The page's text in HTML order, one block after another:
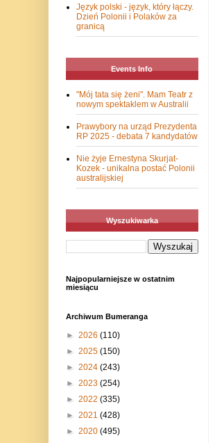
Język polski - język, który łączy.
Dzień Polonii i Polaków za
granicą
Events Info
"Mój tata się żeni". Mam Teatr z
nowym spektaklem w Australii
Prawybory na urząd Prezydenta
RP 2025 - debata 7 kandydatów
Nie żyje Ernestyna Skurjat-
Kozek - unikalna postać Polonii
australijskiej
Wyszukiwarka
Najpopularniejsze w ostatnim
miesiącu
Archiwum Bumeranga
► 2026 (110)
► 2025 (150)
► 2024 (243)
► 2023 (254)
► 2022 (335)
► 2021 (428)
► 2020 (495)